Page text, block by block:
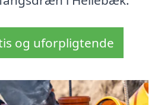
og uforpligtende